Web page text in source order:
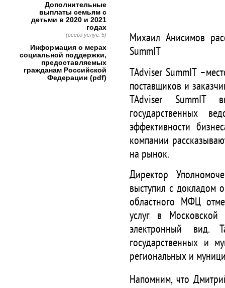
Михаил Анисимов
SummIT
TAdviser SummIT
поставщиков и
TAdviser SummIT
государственных
эффективности
компании
на рынок.
Директор
выступил с докладом
областного МФЦ
услуг в
электронный вид.
государственных и
региональных и
Напомним, что
Дополнительные
выплаты семьям с
детьми в 2020 и 2021
годах
(всего услуг: 5)
Информация о мерах
социальной поддержки,
предоставляемых
гражданам Российской
Федерации (pdf)